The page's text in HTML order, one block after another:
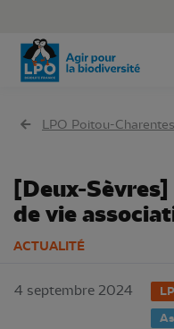
LPO Poitou-Charentes
[Deux-
de vie
ACTUALITÉ
4 septembre 2024